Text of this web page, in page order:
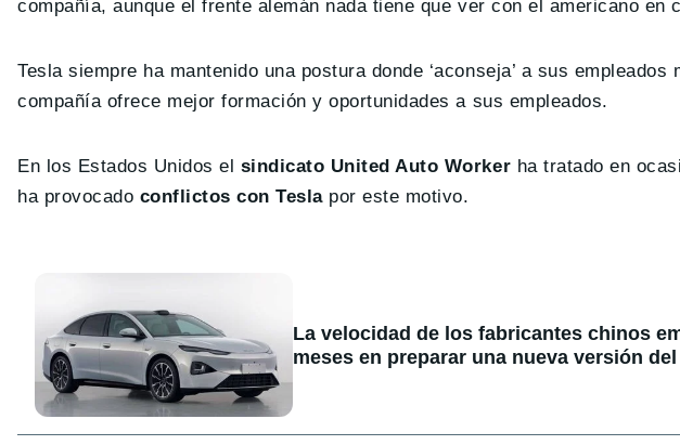
compañía, aunque el frente alemán nada tiene que ver con el americano en
Tesla siempre ha mantenido una postura donde ‘aconseja’ a sus
compañía ofrece mejor formación y oportunidades a sus empleados.
En los Estados Unidos el sindicato United Auto Worker ha tratado en
ha provocado conflictos con Teslapor este motivo.
La velocidad de los fabricantes chinos
meses en preparar una nueva versión del